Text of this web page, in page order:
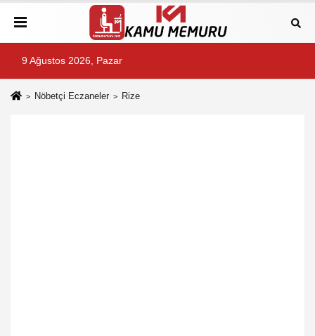
9 Ağustos 2026, Pazar
Nöbetçi Eczaneler Rize